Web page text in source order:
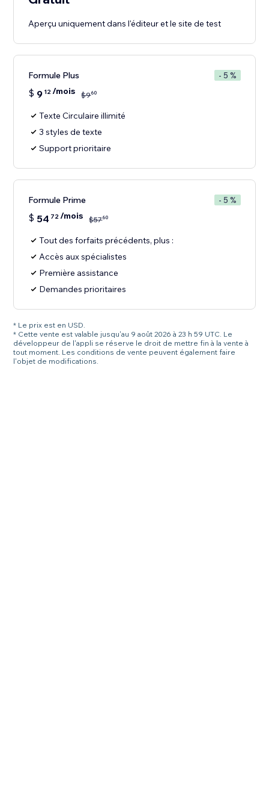
Aperçu uniquement dans l'éditeur et le site de test
Formule Plus - 5 %
$ 9 12/mois $960
Texte Circulaire illimité
3 styles de texte
Support prioritaire
Formule Prime - 5 %
$ 54 72/mois $5760
Tout des forfaits précédents, plus :
Accès aux spécialistes
Première assistance
Demandes prioritaires
* Le prix est en USD.
* Cette vente est valable jusqu'au 9 août 2026 à 23 h 59 UTC. Le
développeur de l'appli se réserve le droit de mettre fin à la vente à
tout moment. Les conditions de vente peuvent également faire
l'objet de modifications.